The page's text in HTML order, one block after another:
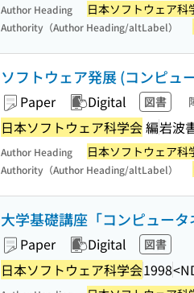
Author Heading 日本ソフトウェア科
Authority（Author Heading/altLabel）
ソフトウェア発展 (コンピュ
Paper Digital 図書
日本ソフトウェア科学会編岩波
Author Heading 日本ソフトウェア科
Authority（Author Heading/altLabel）
大学基礎講座「コンピュー
Paper Digital 図書
日本ソフトウェア科学会1998